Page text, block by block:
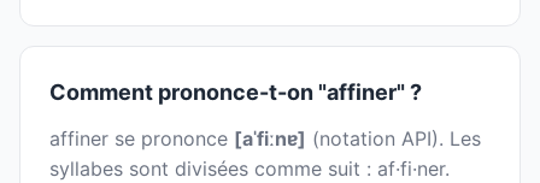
Comment prononce-t-on "affiner" ?
affiner se prononce [aˈfiːnɐ] (notation API). Les
syllabes sont divisées comme suit : af·fi·ner.